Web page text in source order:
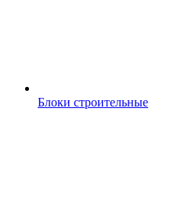
Блоки строительные